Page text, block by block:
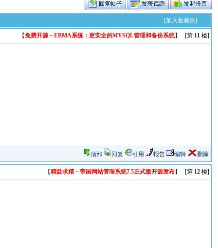
[加入收藏夹]
【免费开源－EBMA系统：更安全的MYSQL管理和备份系统】 [第 11楼]
顶部 回复 引用 报告 编辑 删除
【精益求精－帝国网站管理系统7.5正式版开源发布】 [第 12楼]